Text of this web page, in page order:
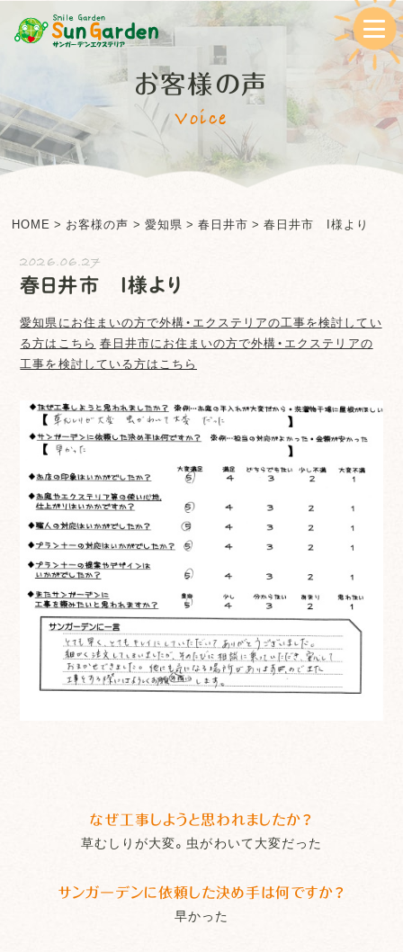
お客様の声
Voice
HOME > お客様の声 > 愛知県 > 春日井市 >春日井市 I様より
2026.06.27
春日井市 I様より
愛知県にお住まいの方で外構・エクステリアの工事を検討してい
る方はこちら 春日井市にお住まいの方で外構・エクステリアの
工事を検討している方はこちら
なぜ工事しようと思われましたか？
草むしりが大変。虫がわいて大変だった
サンガーデンに依頼した決め手は何ですか？
早かった